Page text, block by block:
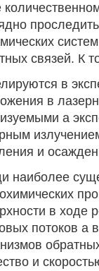
связей. К
в
в
а
и
наиболее
в ходе
потоков а
и